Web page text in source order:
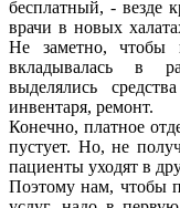
бесплатный, - везде
врачи в новых
Не заметно, чтобы
вкладывалась в
выделялись
инвентаря, ремонт.
Конечно, платное
пустует. Но, не
пациенты уходят в
Поэтому нам, чтобы